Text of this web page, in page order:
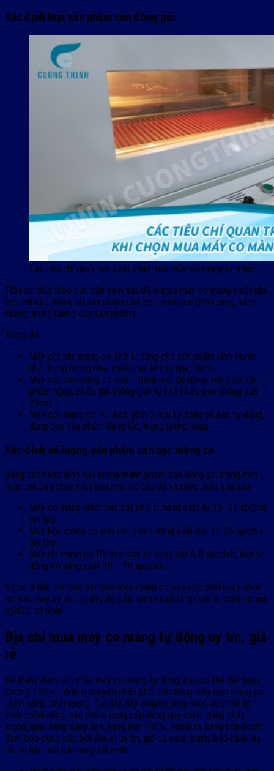
Xác định loại sản phẩm cần đóng gói
Các tiêu chí quan trọng khi chọn mua máy co màng tự động
Tiêu chí tiếp theo bạn cần xem xét đó là mua máy co màng nhiệt phù
hợp với các thông số sản phẩm cần bọc màng co (hình dạng, kích
thước, trọng lượng của sản phẩm).
Trong đó:
Máy cắt hàn màng co chữ L: dùng cho sản phẩm kích thước
nhỏ, trọng lượng nhẹ, chiều cao không quá 10cm.
Máy cắt dán màng co chữ I: thích hợp để đóng màng co sản
phẩm nặng, chiều dài không giới hạn và chiều cao không quá
20cm.
Máy cắt màng co PE: bao gồm 2 loại tự động và bán tự động,
dùng cho sản phẩm dạng lốc, trọng lượng nặng.
Xác định số lượng sản phẩm cần bọc màng co
Bằng cách xác định sản lượng thành phẩm cần đóng gói trong một
ngày mà bạn chọn mua loại máy có tốc độ và công suất phù hợp.
Máy co màng nhiệt dao cắt chữ L: năng suất từ 15- 25 sp/phú
tùy loại.
Máy bọc màng co dao cắt chữ I: năng suất đạt 10-25 sp/phút
tùy loại.
Máy rút màng co PE: loại bán tự động đạt 6-8 sp/phút, loại tự
động có năng suất 10 – 80 sp/phút.
Ngoài 3 tiêu chí trên, khi mua máy màng co bạn cần phải lưu ý chọn
nơi bán máy uy tín, có đầy đủ bảo hành và phù hợp với tài chính doanh
nghiệp, cá nhân.
Địa chỉ mua máy co màng tự động uy tín, giá
rẻ
Để tham khảo các mẫu máy co màng tự động, bạn có thể đến ngay
Cường Thịnh – đơn vị chuyên phân phối các dòng máy bọc màng co
chính hãng, chất lượng. Tại đây dây chuyền, máy móc được nhập
khẩu chính hãng, sản phẩm cung cấp đúng quy cách, đúng chất
lượng, giao hàng đúng hẹn, hàng mới 100%. Ngoài ra, hàng hóa được
đảm bảo cung cấp bởi đơn vị uy tín, giá cả cạnh tranh, bảo hành lâu
dài và hậu mãi bán hàng tốt nhất: